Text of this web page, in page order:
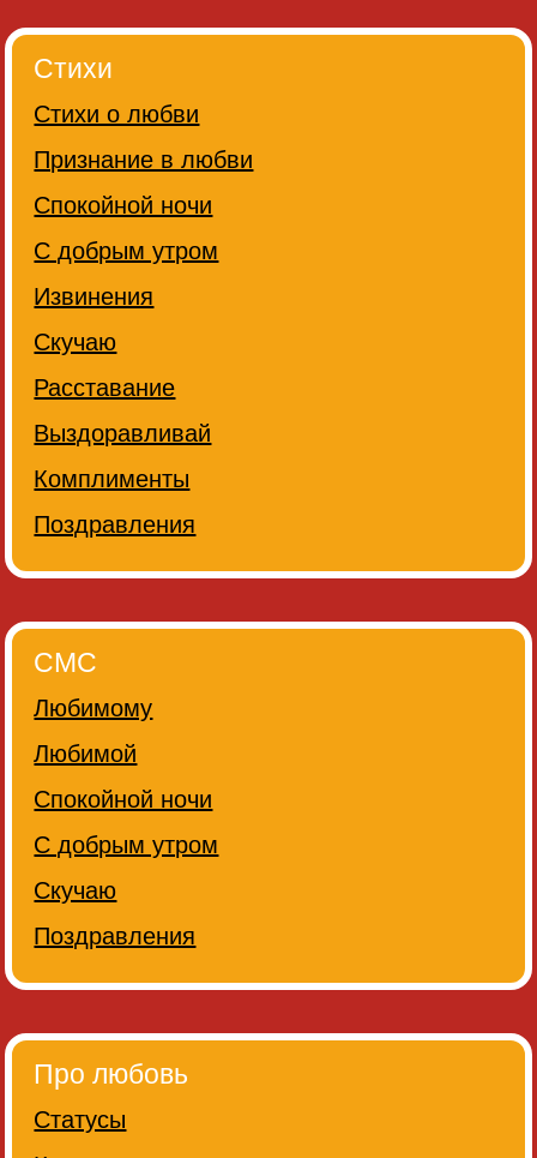
Стихи
Стихи о любви
Признание в любви
Спокойной ночи
С добрым утром
Извинения
Скучаю
Расставание
Выздоравливай
Комплименты
Поздравления
СМС
Любимому
Любимой
Спокойной ночи
С добрым утром
Скучаю
Поздравления
Про любовь
Статусы